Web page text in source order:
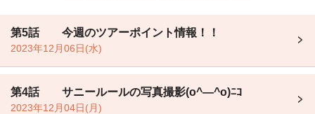
第5話 今週のツアーポイント情報！！
2023年12月06日(水)
第4話 サニールールの写真撮影(o^―^o)ﾆｺ
2023年12月04日(月)